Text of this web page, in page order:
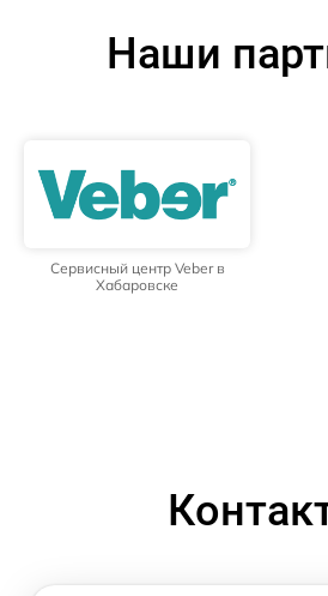
Наши
Сервисный центр Veber в
Хабаровске